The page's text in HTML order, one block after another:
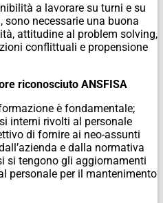
a lavorare su turni e su
sono necessarie una buona
attitudine al problem solving,
conflittuali e propensione
riconosciuto ANSFISA
è fondamentale;
interni rivolti al personale
di fornire ai neo-assunti
e dalla normativa
si tengono gli aggiornamenti
personale per il mantenimento